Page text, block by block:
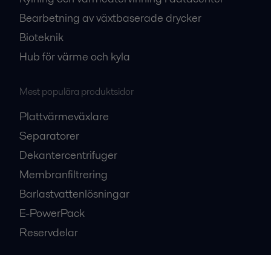
Bearbetning av växtbaserade drycker
Bioteknik
Hub för värme och kyla
Mest populära produktsidor
Plattvärmeväxlare
Separatorer
Dekantercentrifuger
Membranfiltrering
Barlastvattenlösningar
E-PowerPack
Reservdelar